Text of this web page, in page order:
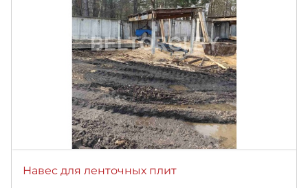
Навес для ленточных плит